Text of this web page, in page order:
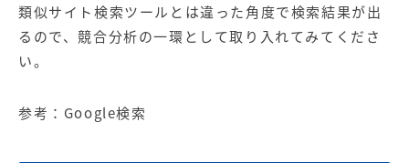
類似サイト検索ツールとは違った角度で検索結果が出
るので、競合分析の一環として取り入れてみてくださ
い。
参考： Google検索